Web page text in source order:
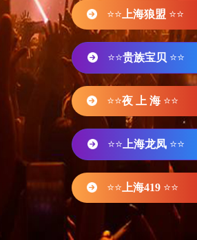
⭐⭐ 上海狼盟 ⭐⭐
⭐⭐贵族宝贝 ⭐⭐
⭐⭐夜 上 海 ⭐⭐
⭐⭐ 上海龙凤 ⭐⭐
⭐⭐ 上海419 ⭐⭐